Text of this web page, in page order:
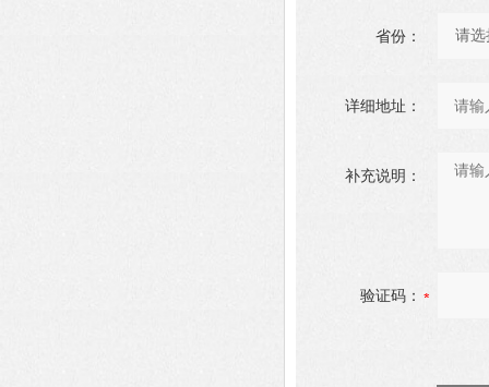
省份：
详细地址：
补充说明：
验证码：